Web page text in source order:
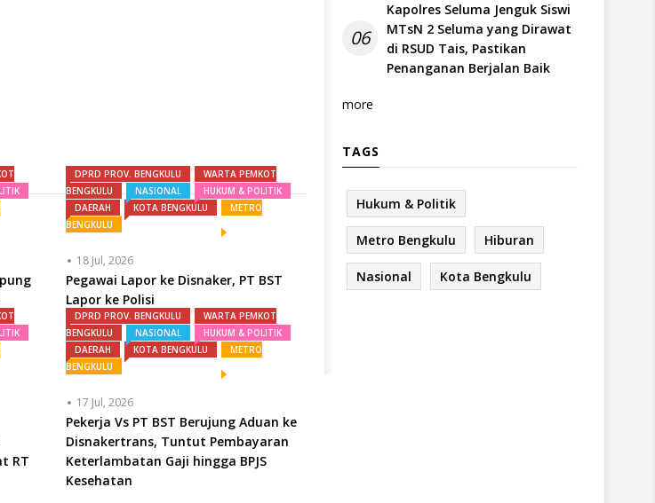
DPRD PROV. BENGKULU
WARTA PEMKOT
BENGKULU
NASIONAL
HUKUM & POLITIK
DAERAH
KOTA BENGKULU
METRO
BENGKULU
18 Jul, 2026
Pegawai Lapor ke Disnaker, PT BST
Lapor ke Polisi
RT
DPRD PROV. BENGKULU
WARTA PEMKOT
BENGKULU
NASIONAL
HUKUM & POLITIK
DAERAH
KOTA BENGKULU
METRO
BENGKULU
17 Jul, 2026
Pekerja Vs PT BST Berujung Aduan ke
Disnakertrans, Tuntut Pembayaran
Keterlambatan Gaji hingga BPJS
Kesehatan
06
Kapolres Seluma Jenguk Siswi
MTsN 2 Seluma yang Dirawat
di RSUD Tais, Pastikan
Penanganan Berjalan Baik
more
TAGS
Hukum & Politik
Metro Bengkulu Hiburan
Nasional Kota Bengkulu